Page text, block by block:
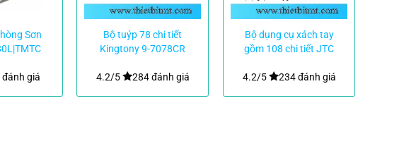
Sơn
đánh giá
Bộ tuýp 78 chi tiết
Kingtony 9-7078CR
4.2/5 284 đánh giá
Bộ dụng cụ xách tay
gồm 108 chi tiết JTC
4.2/5
234 đánh giá